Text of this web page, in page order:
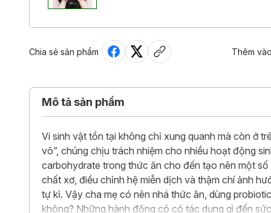
Chia sẻ sản phẩm Thêm
Mô tả sản phẩm
Vi sinh vật tồn tại không chỉ xung quanh mà còn ở
võ”, chúng chịu trách nhiệm cho nhiều hoạt động
carbohydrate trong thức ăn cho đến tạo nên một
chất xơ, điều chỉnh hệ miễn dịch và thậm chí ảnh
tự kỉ. Vậy cha mẹ có nên nhá thức ăn, dùng
không? Những hành động có có tác dụng gì đến